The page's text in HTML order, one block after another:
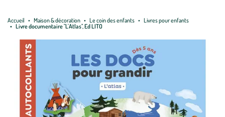
Accueil Maison & décoration Le coin des enfants
Livres pour enfants
Livre documentaire "L'Atlas", Ed LITO